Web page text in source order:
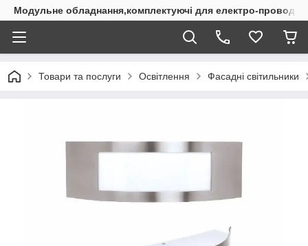
Модульне обладнання,комплектуючі для електро-проводки
Товари та послуги Освітлення Фасадні світильники